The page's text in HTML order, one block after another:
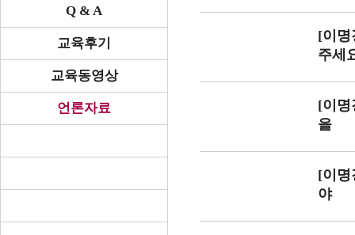
Q & A
교육후기
교육동영상
언론자료
[이명
주세
[이명
을
[이명
야